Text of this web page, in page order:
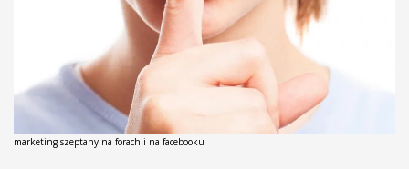
marketing szeptany na forach i na facebooku